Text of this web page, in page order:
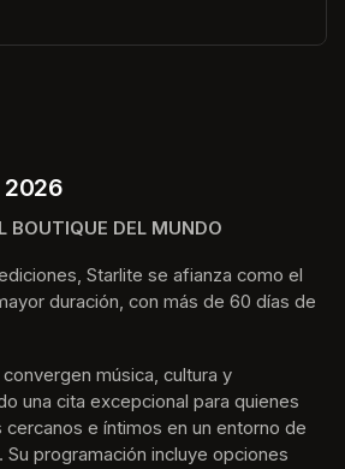
2026
BOUTIQUE DEL MUNDO
Starlite se afianza como el
duración, con más de 60 días de
música, cultura y
una cita excepcional para quienes
e íntimos en un entorno de
programación incluye opciones